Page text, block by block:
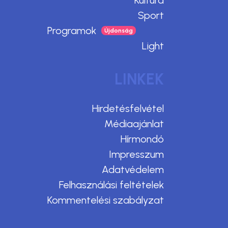
Sport
Programok
Light
LINKEK
Hirdetésfelvétel
Médiaajánlat
Hírmondó
Impresszum
Adatvédelem
Felhasználási feltételek
Kommentelési szabályzat